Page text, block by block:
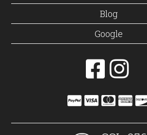
Blog
Google